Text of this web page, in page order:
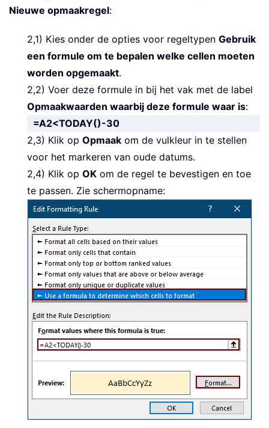
Nieuwe opmaakregel:
2,1) Kies onder de opties voor regeltypen Gebruik
een formule om te bepalen welke cellen moeten
worden opgemaakt.
2,2) Voer deze formule in bij het vak met de label
Opmaakwaarden waarbij deze formule waar is:
=A2<TODAY()-30
2,3) Klik op Opmaak om de vulkleur in te stellen
voor het markeren van oude datums.
2,4) Klik op OK om de regel te bevestigen en toe
te passen. Zie schermopname: